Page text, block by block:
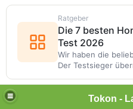
Tokon -
Ratgeber
Die 7 besten
Test 2026
Wir haben die
Der Testsieger